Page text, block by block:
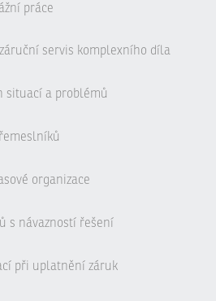
práce
servis komplexního díla
situací a problémů
organizace
s návazností řešení
při uplatnění záruk